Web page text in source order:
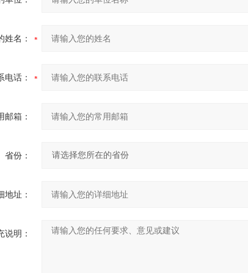
姓名：
电话：
邮箱：
省份：
地址：
说明：